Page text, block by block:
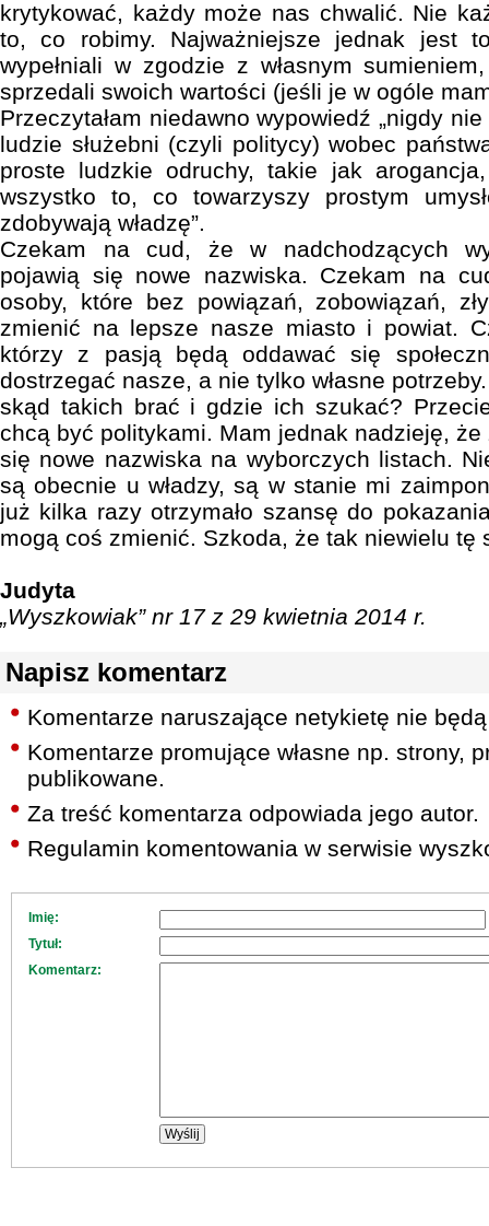
krytykować, każdy może nas chwalić. Nie
to, co robimy. Najważniejsze jednak jest
wypełniali w zgodzie z własnym
sprzedali swoich wartości (jeśli je w ogóle
Przeczytałam niedawno wypowiedź „nigdy
ludzie służebni (czyli politycy) wobec
proste ludzkie odruchy, takie jak
wszystko to, co towarzyszy prostym
zdobywają władzę”.
Czekam na cud, że w nadchodzących
pojawią się nowe nazwiska. Czekam na
osoby, które bez powiązań, zobowiązań,
zmienić na lepsze nasze miasto i powiat.
którzy z pasją będą oddawać się
dostrzegać nasze, a nie tylko własne
skąd takich brać i gdzie ich szukać?
chcą być politykami. Mam jednak nadzieję,
się nowe nazwiska na wyborczych listach.
są obecnie u władzy, są w stanie mi
już kilka razy otrzymało szansę do
mogą coś zmienić. Szkoda, że tak niewielu tę
Judyta
„Wyszkowiak” nr 17 z 29 kwietnia 2014 r.
Napisz komentarz
Komentarze naruszające netykietę nie
Komentarze promujące własne np. strony,
publikowane.
Za treść komentarza odpowiada jego autor.
Regulamin komentowania w serwisie
Imię:
Tytuł:
Komentarz: